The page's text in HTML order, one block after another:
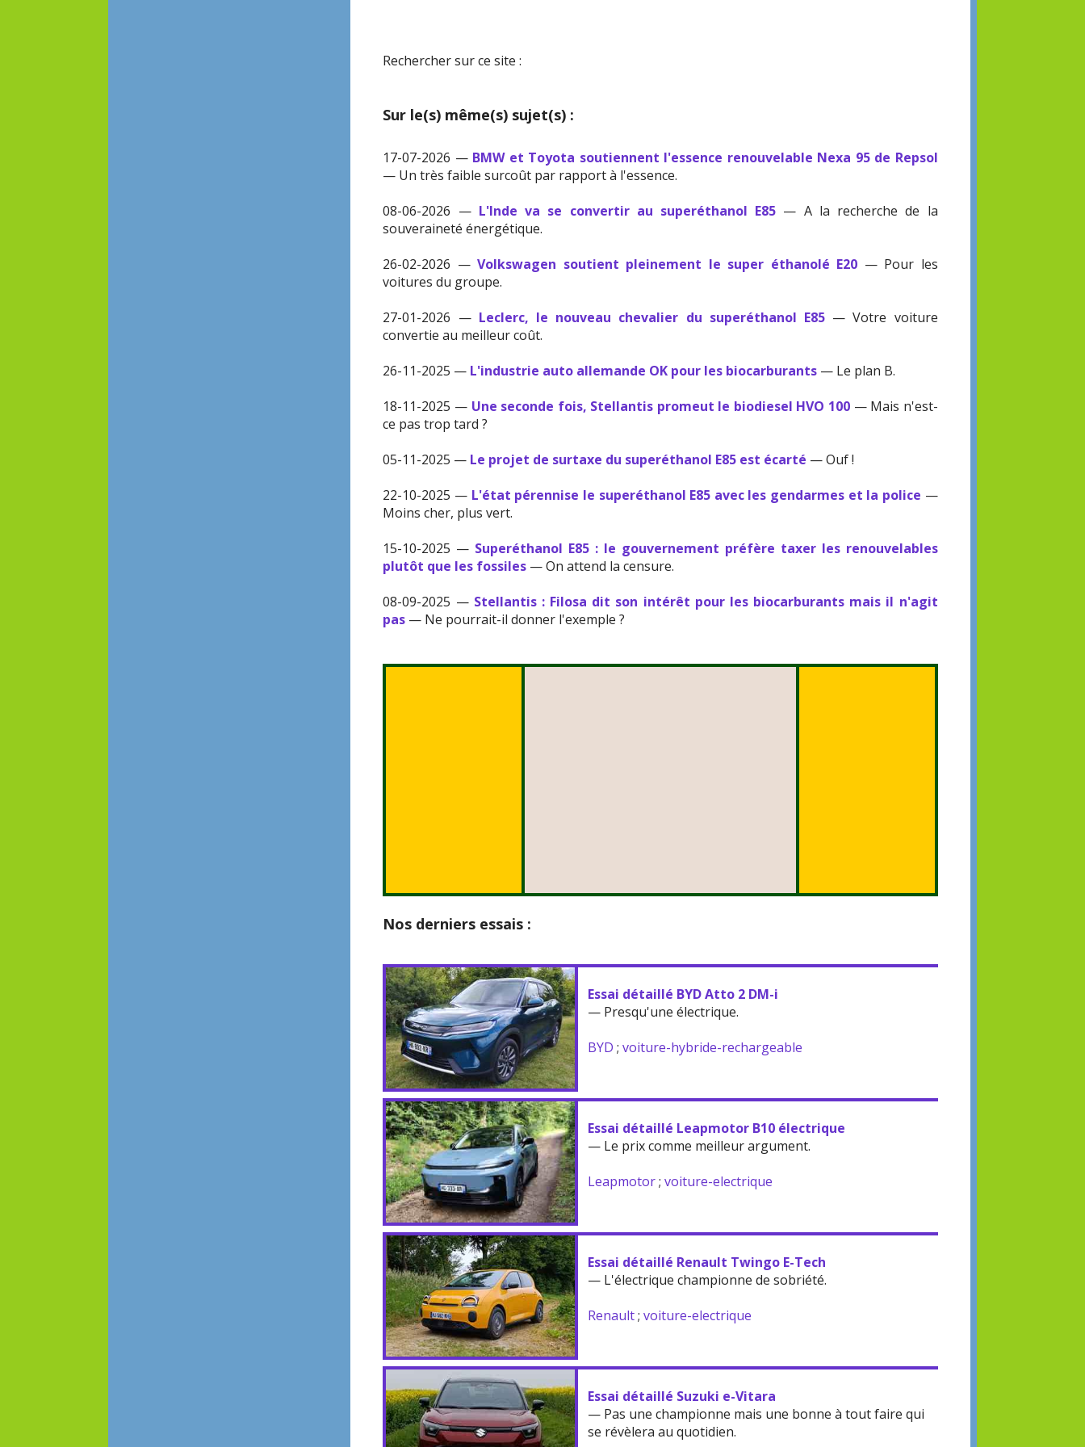
Rechercher sur ce site :
Sur le(s) même(s) sujet(s) :
17-07-2026 — BMW et Toyota soutiennent l'essence renouvelable Nexa 95 de Repsol
— Un très faible surcoût par rapport à l'essence.
08-06-2026 — L'Inde va se convertir au superéthanol E85 — A la recherche de la
souveraineté énergétique.
26-02-2026 —Volkswagen soutient pleinement le super éthanolé E20 — Pour les
voitures du groupe.
27-01-2026 — Leclerc, le nouveau chevalier du superéthanol E85 — Votre voiture
convertie au meilleur coût.
26-11-2025 — L'industrie auto allemande OK pour les biocarburants — Le plan B.
18-11-2025 — Une seconde fois, Stellantis promeut le biodiesel HVO 100— Mais n'est-
ce pas trop tard ?
05-11-2025 — Le projet de surtaxe du superéthanol E85 est écarté — Ouf !
22-10-2025 — L'état pérennise le superéthanol E85 avec les gendarmes et la police —
Moins cher, plus vert.
15-10-2025 — Superéthanol E85 : le gouvernement préfère taxer les renouvelables
plutôt que les fossiles — On attend la censure.
08-09-2025 — Stellantis : Filosa dit son intérêt pour les biocarburants mais il n'agit
pas — Ne pourrait-il donner l'exemple ?
Nos derniers essais :
Essai détaillé BYD Atto 2 DM-i
— Presqu'une électrique.
BYD ;voiture-hybride-rechargeable
Essai détaillé Leapmotor B10 électrique
— Le prix comme meilleur argument.
Leapmotor;voiture-electrique
Essai détaillé Renault Twingo E-Tech
— L'électrique championne de sobriété.
Renault;voiture-electrique
Essai détaillé Suzuki e-Vitara
— Pas une championne mais une bonne à tout faire qui
se révèlera au quotidien.